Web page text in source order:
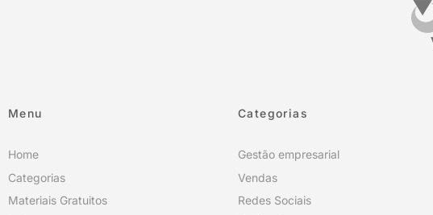
Menu
Home
Categorias
Materiais Gratuitos
Categorias
Gestão empresarial
Vendas
Redes Sociais